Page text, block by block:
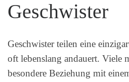
Geschwister
Geschwister teilen eine
oft lebenslang andauert. Viele
besondere Beziehung mit